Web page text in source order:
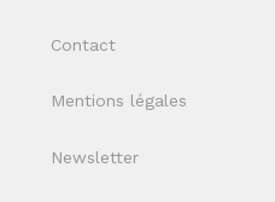
Contact
Mentions légales
Newsletter